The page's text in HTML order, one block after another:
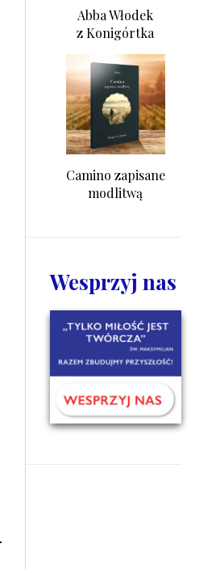
Abba Włodek
z Konigórtka
Camino zapisane
modlitwą
Wesprzyj nas